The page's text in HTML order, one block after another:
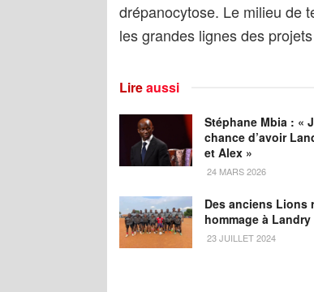
drépanocytose. Le milieu de
les grandes lignes des
Lireaussi
Stéphane Mbia : «
chance d’avoir
et Alex »
24 MARS 2026
Des anciens Lions
hommage à Landry
23 JUILLET 2024